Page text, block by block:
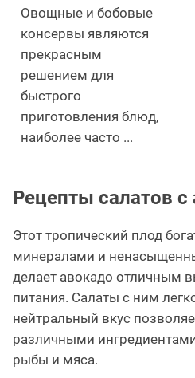
Овощные и бобовые
консервы являются
прекрасным
решением для
быстрого
приготовления блюд,
наиболее часто ...
Рецепты салатов с
Этот тропический плод
минералами и
делает авокадо отличным
питания. Салаты с ним
нейтральный вкус
различными
рыбы и мяса.